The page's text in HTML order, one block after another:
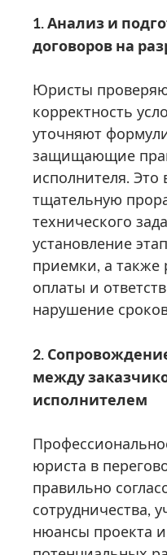
1. Анализ и
договоров на
Юристы
корректность
уточняют
защищающие
исполнителя. Это
тщательную
технического
установление
приемки, а также
оплаты и
нарушение
2.
между
исполнителем
юриста в
правильно
сотрудничества,
нюансы проекта